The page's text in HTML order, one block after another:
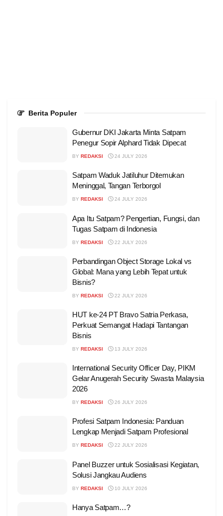
Berita Populer
Gubernur DKI Jakarta Minta Satpam
Penegur Sopir Alphard Tidak Dipecat
BY REDAKSI 24 JULY 2026
Satpam Waduk Jatiluhur Ditemukan
Meninggal, Tangan Terborgol
BY REDAKSI 24 JULY 2026
Apa Itu Satpam? Pengertian, Fungsi, dan
Tugas Satpam di Indonesia
BY REDAKSI 22 JULY 2026
Perbandingan Object Storage Lokal vs
Global: Mana yang Lebih Tepat untuk
Bisnis?
BY REDAKSI 22 JULY 2026
HUT ke-24 PT Bravo Satria Perkasa,
Perkuat Semangat Hadapi Tantangan
Bisnis
BY REDAKSI 13 JULY 2026
International Security Officer Day, PIKM
Gelar Anugerah Security Swasta Malaysia
2026
BY REDAKSI 26 JULY 2026
Profesi Satpam Indonesia: Panduan
Lengkap Menjadi Satpam Profesional
BY REDAKSI 22 JULY 2026
Panel Buzzer untuk Sosialisasi Kegiatan,
Solusi Jangkau Audiens
BY REDAKSI 10 JULY 2026
Hanya Satpam…?